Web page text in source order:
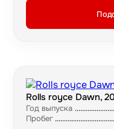
Rolls royce Dawn,
Год выпуска
Пробег